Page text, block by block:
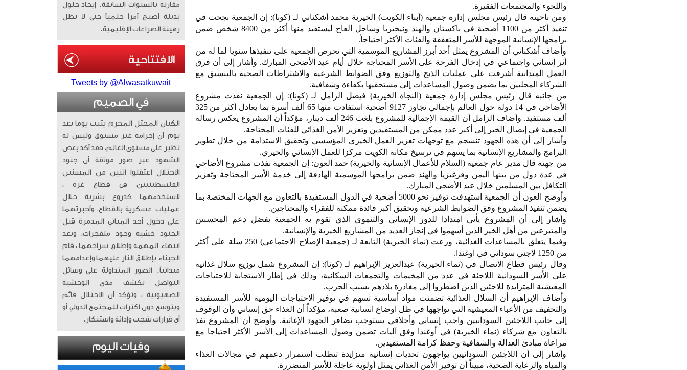
واللجوء والمجتمعات الفقيرة.
ومن ناحيته قال رئيس مجلس إدارة جمعية (أبناء الكويت) الخيرية محمد أشكناني لـ (كونا): إن الجمعية نجحت في
تنفيذ أكثر من 1100 أضحية في باكستان والهند ونيجيريا وساحل العاج ليستفيد منها أكثر من 8400 شخص ضمن
برامجها الإنسانية الموجهة للأسر المتعففة والفئات الأكثر احتياجاً.
وأضاف أشكناني أن المشروع يمثل أحد أبرز المشاريع الموسمية التي تحرص الجمعية على تنفيذها سنويا لما له من
أثر إنساني واجتماعي في إدخال الفرحة على الأسر المحتاجة خلال أيام عيد الأضحى المبارك. وأشار إلى أن فرق
العمل الميدانية أشرفت على عمليات الذبح والتوزيع وفق الضوابط الشرعية والاشتراطات الصحية بالتنسيق مع
الشركاء المحليين بما يضمن وصول المساعدات إلى مستحقيها بكفاءة وشفافية.
من جانبه قال رئيس مجلس إدارة جمعية (النجاة الخيرية) فيصل الزامل لـ (كونا): إن الجمعية نفذت مشروع
الأضاحي في 14 دولة حول العالم بإجمالي تجاوز 9127 أضحية استفادت منها 65 ألف أسرة بما يعادل أكثر من 325
ألف مستفيد. وأضاف الزامل أن القيمة الإجمالية للمشروع بلغت 246 ألف دينار، مؤكداً أن المشروع يعكس رسالة
الجمعية في إيصال الخير إلى أكبر عدد ممكن من المستفيدين وتعزيز الأمن الغذائي للفئات المحتاجة.
وأشار إلى أن هذه الجهود تنسجم مع توجهات تعزيز العمل الخيري المؤسسي وتحقيق الاستدامة من خلال تطوير
البرامج والمشاريع الإنسانية بما يسهم في ترسيخ مكانة الكويت مركزا للعمل الإنساني والخيري.
من جهته قال مدير عام جمعية (السلام للأعمال الإنسانية والخيرية) حمد العون: إن الجمعية نفذت مشروع الأضاحي
في عدة دول من بينها اليمن وقرغيزيا والهند ضمن برامجها الموسمية الهادفة إلى خدمة الأسر المحتاجة وتعزيز
التكافل بين المسلمين خلال عيد الأضحى المبارك.
وأوضح العون أن الجمعية استهدفت توفير نحو 5000 أضحية في الدول المستفيدة بالتعاون مع الجهات المختصة بما
يضمن تنفيذ المشروع وفق الضوابط الشرعية وتحقيق أكبر فائدة ممكنة للفقراء والمحتاجين.
وأشار إلى أن المشروع يأتي امتدادا للدور الإنساني والتنموي الذي تقوم به الجمعية بفضل دعم المحسنين
والمتبرعين من أهل الخير الذين أسهموا في إنجاز العديد من المشاريع الخيرية والإنسانية.
وفيما يتعلق بالمساعدات الغذائية، وزعت (نماء الخيرية) التابعة لـ (جمعية الإصلاح الاجتماعي) 250 سلة على أكثر
من 1250 لاجئي سوداني في اوغندا.
وقال رئيس قطاع الاتصال في (نماء الخيرية) عبدالعزيز الإبراهيم لـ (كونا): إن المشروع شمل توزيع سلال غذائية
على الأسر السودانية اللاجئة في عدد من المخيمات والتجمعات السكانية، وذلك في إطار الاستجابة للاحتياجات
المعيشية المتزايدة للاجئين الذين اضطروا إلى مغادرة بلادهم بسبب الحرب.
وأضاف الإبراهيم أن السلال الغذائية تضمنت مواد أساسية تسهم في توفير الاحتياجات اليومية للأسر المستفيدة
والتخفيف من الأعباء المعيشية التي تواجهها في ظل اوضاع انسانية صعبة، مؤكداً أن الغذاء حق إنساني وأن الوقوف
إلى جانب اللاجئين السودانيين واجب إنساني وأخلاقي يستوجب تضافر الجهود الإغاثية. وأوضح أن المشروع نفذ
بالتعاون مع شركاء (نماء الخيرية) في أوغندا وفق آليات تضمن وصول المساعدات إلى الأسر الأكثر احتياجا مع
مراعاة مبادئ العدالة والشفافية وحفظ كرامة المستفيدين.
وأشار إلى أن اللاجئين السودانيين يواجهون تحديات إنسانية متزايدة تتطلب استمرار دعمهم في مجالات الغذاء
والمياه والرعاية الصحية، مبيناً أن توفير الأمن الغذائي يمثل أولوية عاجلة للأسر المتضررة.
مقارنة بالسنوات السابقة. إيجاد حلول
بديلة أصبح أمراً حتمياً حتى لا نظل
رهينة الصراعات الإقليمية.
Tweets by @Alwasatkuwait
في الصميم
الكيان المحتل المجرم يثبت يوما بعد
يوم أن إجرامه غير مسبوق وليس له
نظير على مستوى العالم، فقد أكد بعض
الشهود عبر صور موثقة أن جنود
الاحتلال اعتقلوا اثنين من المسنين
الفلسطينيين في قطاع غزة ،
لاستخدمهما كدروع بشرية خلال
عمليات عسكرية بالقطاع، وأجبرتهما
على دخول أحد المباني المدمرة قبل
الجنود خشية وجود متفجرات، وبعد
انتهاء المهمة وإطلاق سراحهما ، قام
الجبناء بإطلاق النار عليهما وإعدامهما
ميدانياً. الصور المتداولة على وسائل
التواصل تكشف مدى الوحشية
الصهيونية ، وتؤكد أن الاحتلال قائم
ويتوسع دون اكتراث للمجتمع الدولي أو
أي قرارات شجب وإدانة واستنكار.